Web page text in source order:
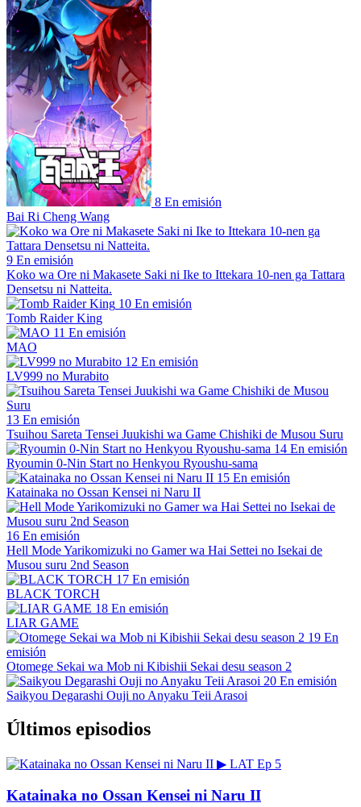
8 En emisión
Bai Ri Cheng Wang
9 En emisión
Koko wa Ore ni Makasete Saki ni Ike to Ittekara 10-nen ga Tattara
Densetsu ni Natteita.
10 En emisión
Tomb Raider King
11 En emisión
MAO
12 En emisión
LV999 no Murabito
13 En emisión
Tsuihou Sareta Tensei Juukishi wa Game Chishiki de Musou Suru
14 En emisión
Ryoumin 0-Nin Start no Henkyou Ryoushu-sama
15 En emisión
Katainaka no Ossan Kensei ni Naru II
16 En emisión
Hell Mode Yarikomizuki no Gamer wa Hai Settei no Isekai de
Musou suru 2nd Season
17 En emisión
BLACK TORCH
18 En emisión
LIAR GAME
19 En
emisión
Otomege Sekai wa Mob ni Kibishii Sekai desu season 2
20 En emisión
Saikyou Degarashi Ouji no Anyaku Teii Arasoi
Últimos episodios
▶ LAT Ep 5
Katainaka no Ossan Kensei ni Naru II